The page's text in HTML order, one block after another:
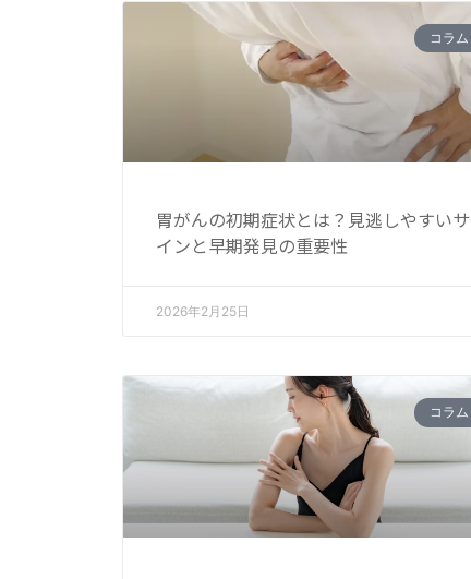
コラム
胃がんの初期症状とは？見逃しやすいサ
インと早期発見の重要性
2026年2月25日
コラム